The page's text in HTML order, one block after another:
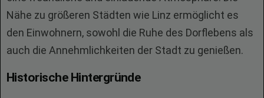
Nähe zu größeren Städten wie Linz ermöglicht es
den Einwohnern, sowohl die Ruhe des Dorflebens als
auch die Annehmlichkeiten der Stadt zu genießen.
Historische Hintergründe